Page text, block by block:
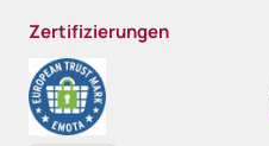
Zertifizierungen